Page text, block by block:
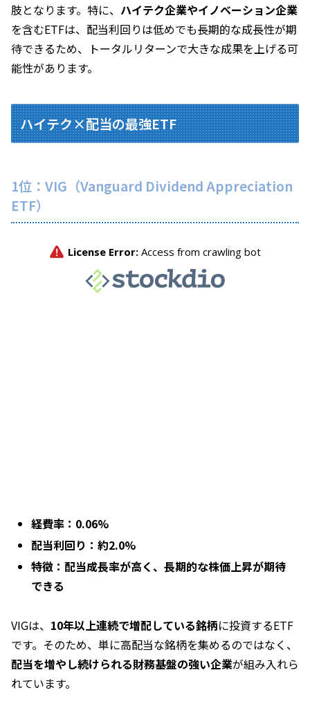
肢となります。特に、 ハイテク企業やイノベーション企業
を含むETFは、配当利回りは低めでも長期的な成長性が期
待できるため、トータルリターンで大きな成果を上げる可
能性があります。
ハイテク×配当の最強ETF
1位：VIG（Vanguard Dividend Appreciation
ETF）
経費率：0.06%
配当利回り：約2.0%
特徴：配当成長率が高く、長期的な株価上昇が期待
できる
VIGは、 10年以上連続で増配している銘柄に投資するETF
です。そのため、単に高配当な銘柄を集めるのではなく、
配当を増やし続けられる財務基盤の強い企業が組み入れら
れています。